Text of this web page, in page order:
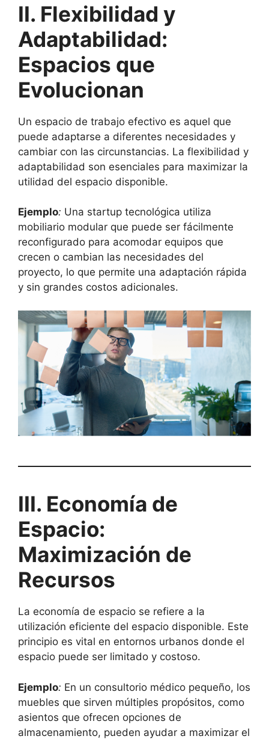
II. Flexibilidad y
Adaptabilidad:
Espacios que
Evolucionan
Un espacio de trabajo efectivo es aquel que
puede adaptarse a diferentes necesidades y
cambiar con las circunstancias. La flexibilidad y
adaptabilidad son esenciales para maximizar la
utilidad del espacio disponible.
Ejemplo: Una startup tecnológica utiliza
mobiliario modular que puede ser fácilmente
reconfigurado para acomodar equipos que
crecen o cambian las necesidades del
proyecto, lo que permite una adaptación rápida
y sin grandes costos adicionales.
III. Economía de
Espacio:
Maximización de
Recursos
La economía de espacio se refiere a la
utilización eficiente del espacio disponible. Este
principio es vital en entornos urbanos donde el
espacio puede ser limitado y costoso.
Ejemplo: En un consultorio médico pequeño, los
muebles que sirven múltiples propósitos, como
asientos que ofrecen opciones de
almacenamiento, pueden ayudar a maximizar el